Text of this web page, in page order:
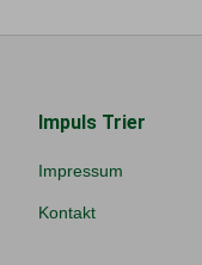
Impuls Trier
Impressum
Kontakt